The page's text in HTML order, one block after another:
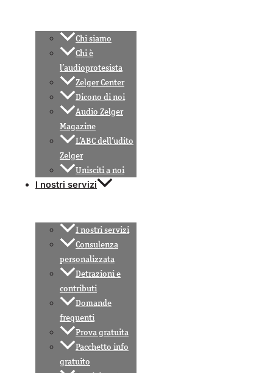
Chi siamo
Chi è
l’audioprotesista
Zelger Center
Dicono di noi
Audio Zelger
Magazine
L’ABC dell’udito
Zelger
Unisciti a noi
I nostri servizi
I nostri servizi
Consulenza
personalizzata
Detrazioni e
contributi
Domande
frequenti
Prova gratuita
Pacchetto info
gratuito